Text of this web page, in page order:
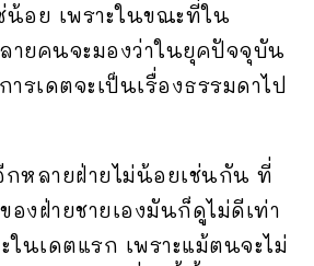
น้อย เพราะในขณะที่ใน
ายคนจะมองว่าในยุคปัจจุบัน
ารเดตจะเป็นเรื่องธรรมดาไป
กหลายฝ่ายไม่น้อยเช่นกัน ที่
องฝ่ายชายเองมันก็ดูไม่ดีเท่า
ในเดตแรก เพราะแม้ตนจะไม่